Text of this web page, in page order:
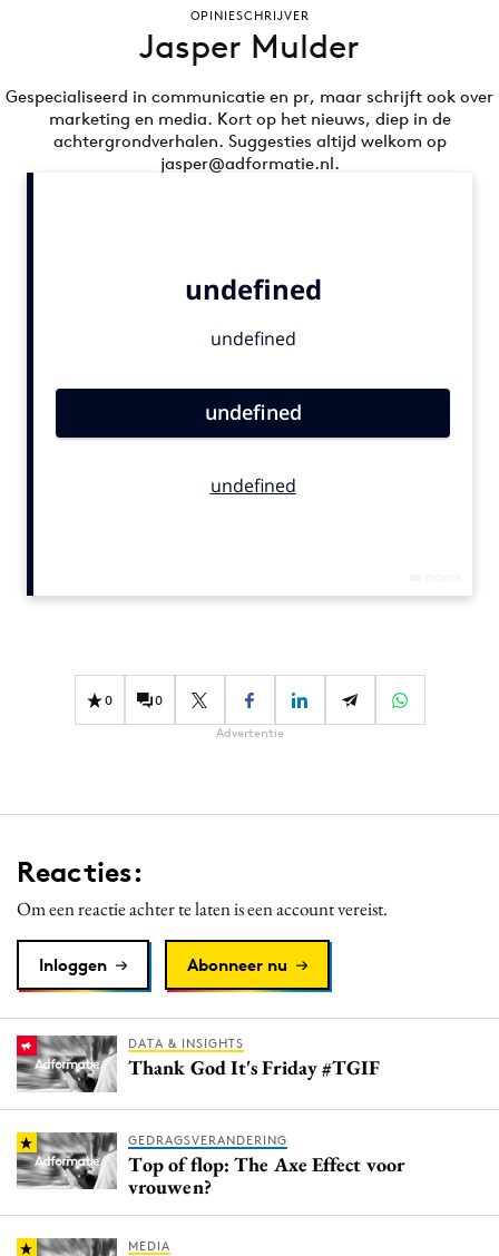
Carriere
Contentmarketing
Gedragsverandering
Reputatie & crisis
0 0
Advertentie
Reacties:
Om een reactie achter te laten is een account vereist.
Inloggen Abonneer nu
OPINIESCHRIJVER
Jasper Mulder
Gespecialiseerd in communicatie en pr, maar schrijft ook over
marketing en media. Kort op het nieuws, diep in de
achtergrondverhalen. Suggesties altijd welkom op
jasper@adformatie.nl.
DATA & INSIGHTS
Thank God It's Friday #TGIF
GEDRAGSVERANDERING
Top of flop: The Axe Effect voor
vrouwen?
MEDIA